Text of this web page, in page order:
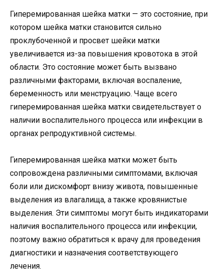
Гиперемированная шейка матки — это состояние, при
котором шейка матки становится сильно
проклубоченной и просвет шейки матки
увеличивается из-за повышения кровотока в этой
области. Это состояние может быть вызвано
различными факторами, включая воспаление,
беременность или менструацию. Чаще всего
гиперемированная шейка матки свидетельствует о
наличии воспалительного процесса или инфекции в
органах репродуктивной системы.
Гиперемированная шейка матки может быть
сопровождена различными симптомами, включая
боли или дискомфорт внизу живота, повышенные
выделения из влагалища, а также кровянистые
выделения. Эти симптомы могут быть индикаторами
наличия воспалительного процесса или инфекции,
поэтому важно обратиться к врачу для проведения
диагностики и назначения соответствующего
лечения.